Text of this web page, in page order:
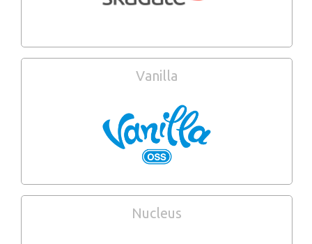
Vanilla
Nucleus